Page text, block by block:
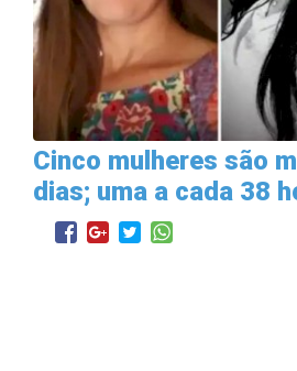
Cinco mulheres são
dias; uma a cada 38